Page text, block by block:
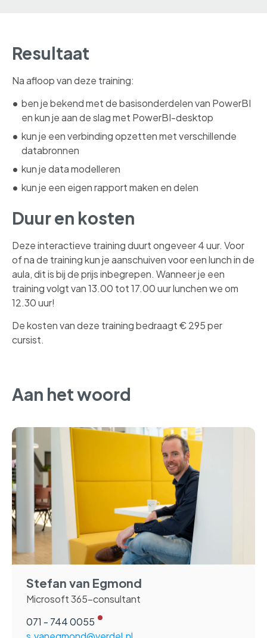
Resultaat
Na afloop van deze training:
ben je bekend met de basisonderdelen van PowerBI
en kun je aan de slag met PowerBI-desktop
kun je een verbinding opzetten met verschillende
databronnen
kun je data modelleren
kun je een eigen rapport maken en delen
Duur en kosten
Deze interactieve training duurt ongeveer 4 uur. Voor
of na de training kun je aanschuiven voor een lunch in de
aula, dit is bij de prijs inbegrepen. Wanneer je een
training volgt van 13.00 tot 17.00 uur lunchen we om
12.30 uur!
De kosten van deze training bedraagt € 295 per
cursist.
Aan het woord
Stefan van Egmond
Microsoft 365-consultant
071 - 744 0055